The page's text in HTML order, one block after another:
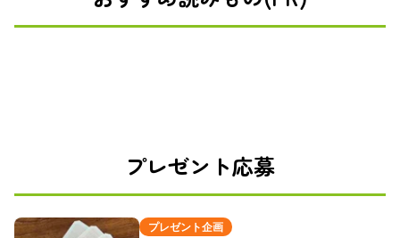
プレゼント応募
プレゼント企画